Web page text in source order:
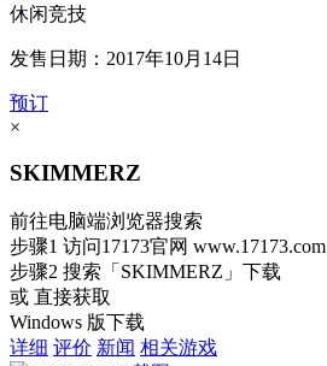
休闲竞技
发售日期：2017年10月14日
预订
×
SKIMMERZ
前往电脑端浏览器搜索
步骤1 访问17173官网 www.17173.com
步骤2 搜索 「SKIMMERZ」 下载
或 直接获取
Windows 版下载
详细 评价 新闻 相关游戏